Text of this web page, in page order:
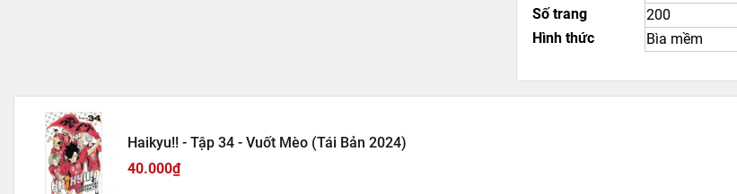
Số trang
200
Hình thức
Bìa mềm
Haikyu!! - Tập 34 - Vuốt Mèo (Tái Bản 2024)
40.000₫